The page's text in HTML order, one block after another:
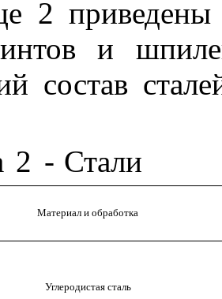
2 приведены
и
состав
2 - Стали
Материал и обработка
Углеродистая сталь